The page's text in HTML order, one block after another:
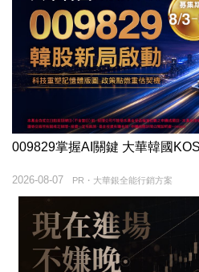
009829掌握AI關鍵 大華韓國
PR・大華銀全能行銷方案
2026-08-07